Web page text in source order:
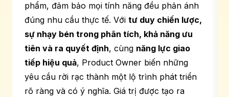
phẩm, đảm bảo mọi tính năng đều phản ánh
đúng nhu cầu thực tế. Với tư duy chiến lược,
sự nhạy bén trong phân tích, khả năng ưu
tiên và ra quyết định, cùng năng lực giao
tiếp hiệu quả, Product Owner biến những
yêu cầu rời rạc thành một lộ trình phát triển
rõ ràng và có ý nghĩa. Giá trị được tạo ra